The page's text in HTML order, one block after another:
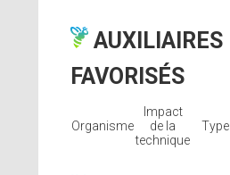
AUXILIAIRES
FAVORISÉS
Organisme
Impact
de la
technique
Type